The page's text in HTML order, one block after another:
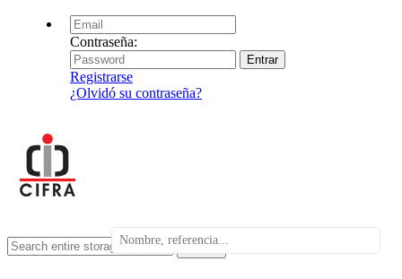
Contraseña:
Registrarse
¿Olvidó su contraseña?
search